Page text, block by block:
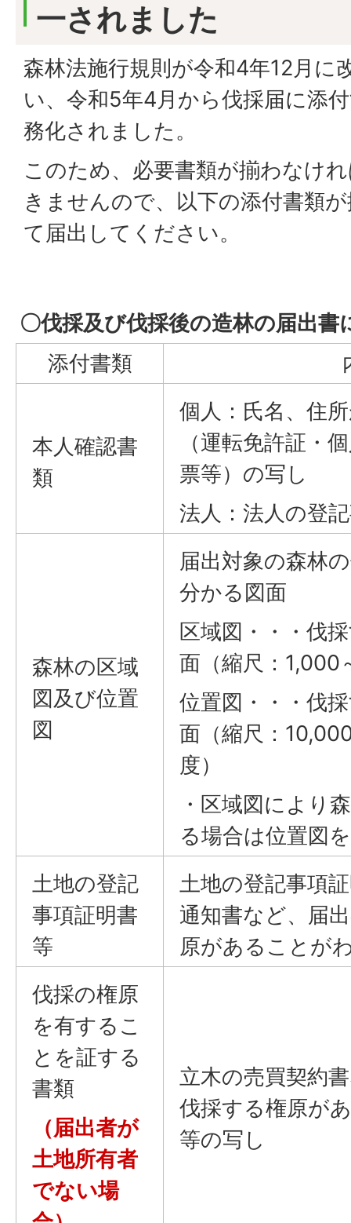
一されました
森林法施行規則が令和4年12月に
い、令和5年4月から伐採届に添
務化されました。
このため、必要書類が揃わなけ
きませんので、以下の添付書類
て届出してください。
〇伐採及び伐採後の造林の届出書
添付書類
本人確認書
類
個人：氏名、住
（運転免許証・
票等）の写し
法人：法人の登
森林の区域
図及び位置
図
届出対象の森林
分かる図面
区域図・・・伐
面（縮尺：1,000
位置図・・・伐
面（縮尺：
度）
・区域図により
る場合は位置図
土地の登記
事項証明書
等
土地の登記事項
通知書など、届
原があることが
伐採の権原
を有するこ
とを証する
書類
（届出者が
土地所有者
でない場
立木の売買契約
伐採する権原が
等の写し